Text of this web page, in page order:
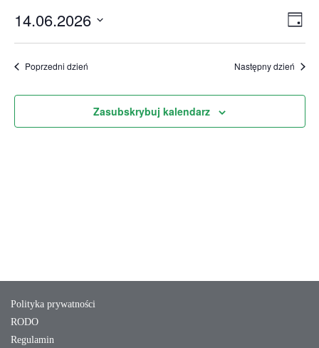
Dzień
14.06.2026
Poprzedni dzień Następny dzień
Zasubskrybuj kalendarz
Polityka prywatności
RODO
Regulamin